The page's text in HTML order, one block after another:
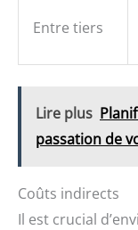
Entre tiers
Lire plus
passation de
Coûts indirects
Il est crucial